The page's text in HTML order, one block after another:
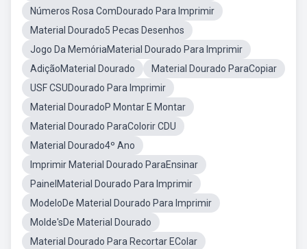
Números Rosa ComDourado Para Imprimir
Material Dourado5 Pecas Desenhos
Jogo Da MemóriaMaterial Dourado Para Imprimir
AdiçãoMaterial Dourado
Material Dourado ParaCopiar
USF CSUDourado Para Imprimir
Material DouradoP Montar E Montar
Material Dourado ParaColorir CDU
Material Dourado4º Ano
Imprimir Material Dourado ParaEnsinar
PainelMaterial Dourado Para Imprimir
ModeloDe Material Dourado Para Imprimir
Molde'sDe Material Dourado
Material Dourado Para Recortar EColar